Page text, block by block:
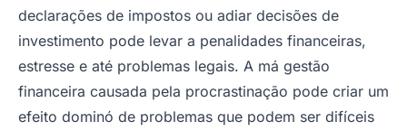
declarações de impostos ou adiar decisões de
investimento pode levar a penalidades financeiras,
estresse e até problemas legais. A má gestão
financeira causada pela procrastinação pode criar um
efeito dominó de problemas que podem ser difíceis